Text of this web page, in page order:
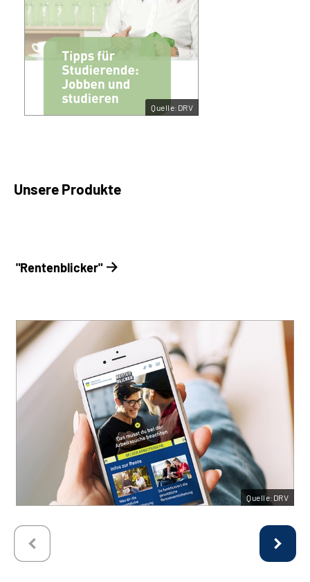
Quelle:DRV
Unsere Produkte
"Rentenblicker"
Quelle:DRV